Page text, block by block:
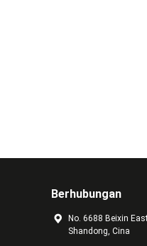
Berhubungan
No. 6688 Beixin
Shandong, Cina